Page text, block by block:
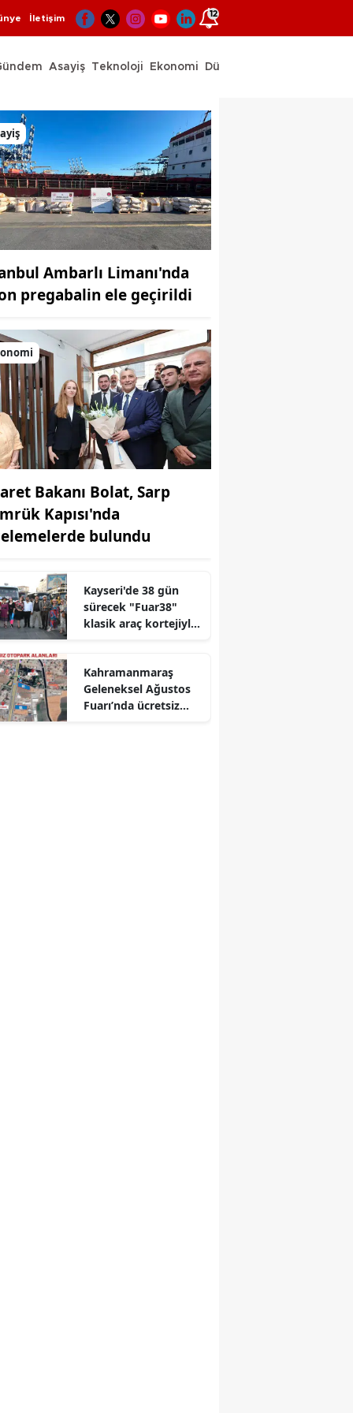
İletişim 12
Asayiş Teknoloji Ekonomi Dünya
Ambarlı Limanı'nda
pregabalin ele geçirildi
Bakanı Bolat, Sarp
Kapısı'nda
bulundu
Kayseri'de 38 gün
sürecek "Fuar38"
klasik araç kortejiyle
Kahramanmaraş
Geleneksel Ağustos
Fuarı’nda ücretsiz